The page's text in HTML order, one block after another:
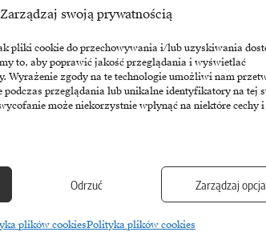
Zarządzaj swoją prywatnością
pliki cookie do przechowywania i/lub uzyskiwania
to, aby poprawić jakość przeglądania i wyświetlać
Wyrażenie zgody na te technologie umożliwi nam
podczas przeglądania lub unikalne identyfikatory na tej
może niekorzystnie wpłynąć na niektóre cechy
Odrzuć Zarządzaj
plików cookiesPolityka plików cookies
„prześwietlenia” pod kątem
czy papierów
do bazy wiedzy chatbota
wirtualnemu rozmówcy.
również wszystkich skarg
z nich, automatycznie
prawa dziennikarzy
smartfona. To jeden
adaptacji chatbotów
nich strefie. Duża część
nowych technologii osób